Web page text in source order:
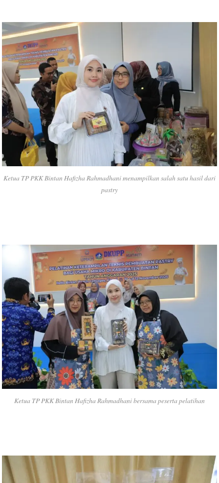
Ketua TP PKK Bintan Hafizha Rahmadhani menampilkan salah satu hasil dari
pastry
Ketua TP PKK Bintan Hafizha Rahmadhani bersama peserta pelatihan